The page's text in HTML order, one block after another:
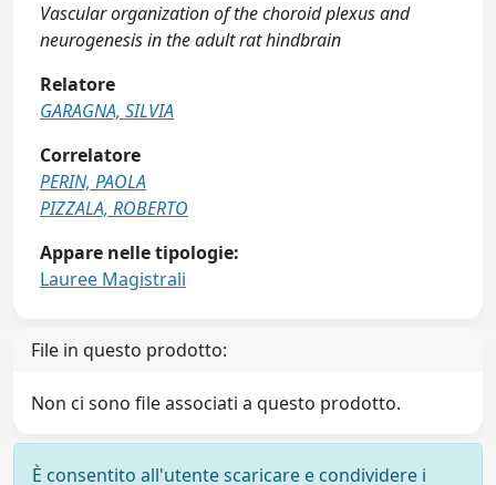
Vascular organization of the choroid plexus and
neurogenesis in the adult rat hindbrain
Relatore
GARAGNA, SILVIA
Correlatore
PERIN, PAOLA
PIZZALA, ROBERTO
Appare nelle tipologie:
Lauree Magistrali
File in questo prodotto:
Non ci sono file associati a questo prodotto.
È consentito all'utente scaricare e condividere i